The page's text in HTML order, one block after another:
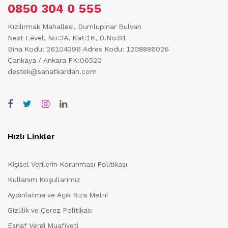
0850 304 0 555
Kızılırmak Mahallesi, Dumlupınar Bulvarı
Next Level, No:3A, Kat:16, D.No:81
Bina Kodu: 26104396 Adres Kodu: 1208886026
Çankaya / Ankara PK:06520
destek@sanatkardan.com
Hızlı Linkler
Kişisel Verilerin Korunması Politikası
Kullanım Koşullarımız
Aydınlatma ve Açık Rıza Metni
Gizlilik ve Çerez Politikası
Esnaf Vergi Muafiyeti